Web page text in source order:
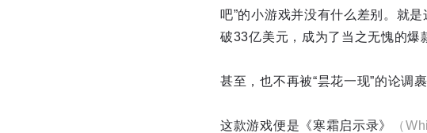
吧”的小游戏并没有什么差别。就
破33亿美元，成为了当之无愧的爆
甚至，也不再被“昙花一现”的论调裹
这款游戏便是《寒霜启示录》 （